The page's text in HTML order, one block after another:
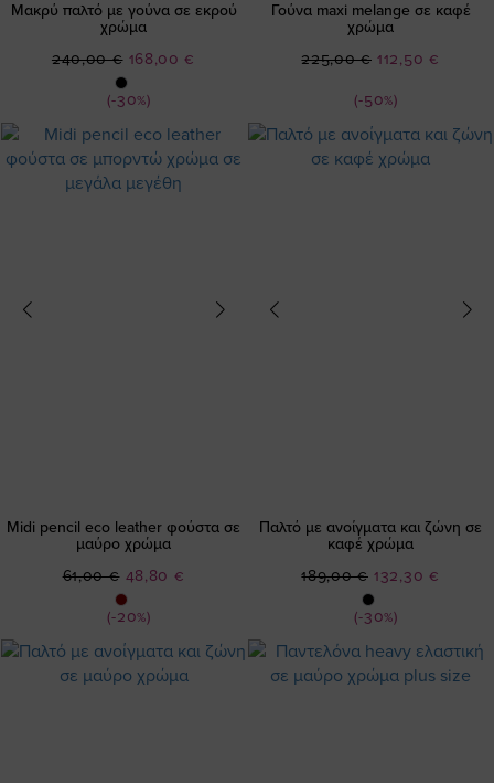
Μακρύ παλτό με γούνα σε εκρού
χρώμα
(-30%)
Ειδική
168,00 €
240,00 €
Γούνα maxi melange σε καφέ
χρώμα
(-50%)
Ειδική
112,50 €
225,00 €
Midi pencil eco leather φούστα σε
μαύρο χρώμα
(-20%)
Ειδική
Τιμή
48,80 €
61,00 €
Παλτό με ανοίγματα και ζώνη σε
καφέ χρώμα
(-30%)
Ειδική
Τιμή
132,30 €
189,00 €